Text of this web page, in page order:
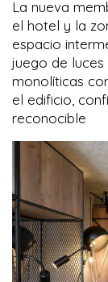
La nueva
el hotel y la
espacio
juego de
monolíticas
el edificio,
reconocible